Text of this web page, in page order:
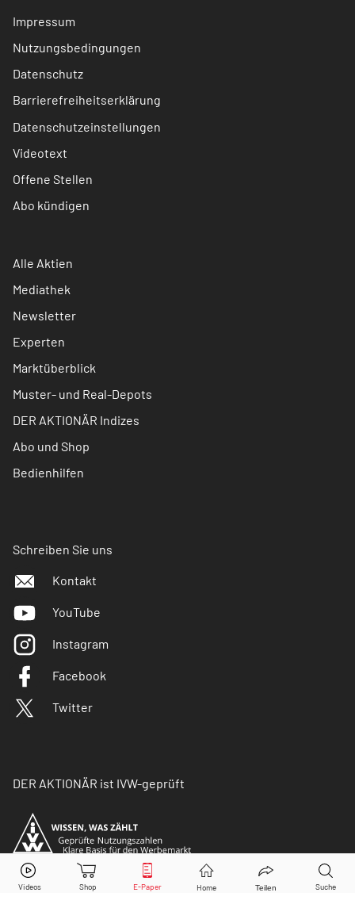
Impressum
Nutzungsbedingungen
Datenschutz
Barrierefreiheitserklärung
Datenschutzeinstellungen
Videotext
Offene Stellen
Abo kündigen
Alle Aktien
Mediathek
Newsletter
Experten
Marktüberblick
Muster- und Real-Depots
DER AKTIONÄR Indizes
Abo und Shop
Bedienhilfen
Schreiben Sie uns
Kontakt
YouTube
Instagram
Facebook
Twitter
DER AKTIONÄR ist IVW-geprüft